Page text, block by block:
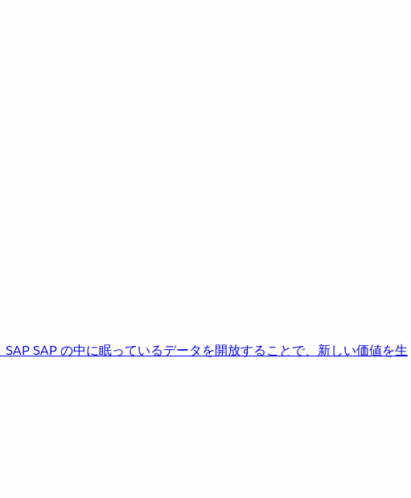
SAPSAP の中に眠っているデータを開放することで、新しい価値を生